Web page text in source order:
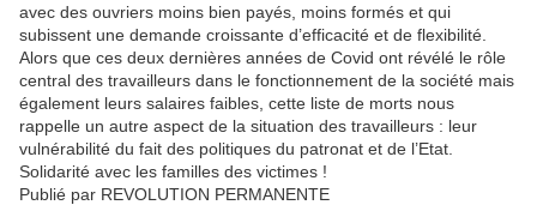
avec des ouvriers moins bien payés, moins formés et qui
subissent une demande croissante d’efficacité et de flexibilité.
Alors que ces deux dernières années de Covid ont révélé le rôle
central des travailleurs dans le fonctionnement de la société mais
également leurs salaires faibles, cette liste de morts nous
rappelle un autre aspect de la situation des travailleurs : leur
vulnérabilité du fait des politiques du patronat et de l’Etat.
Solidarité avec les familles des victimes !
Publié par REVOLUTION PERMANENTE